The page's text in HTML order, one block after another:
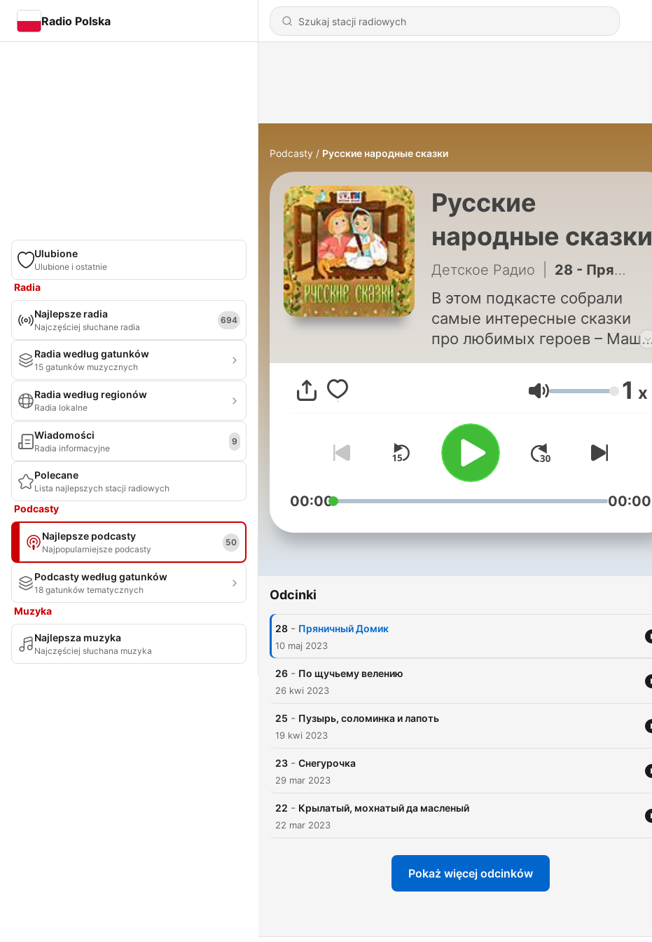
Radio Polska
Ulubione
Ulubione i ostatnie
Radia
Najlepsze radia
Najczęściej słuchane radia
694
Radia według gatunków
15 gatunków muzycznych
Radia według regionów
Radia lokalne
Wiadomości
Radia informacyjne
9
Polecane
Lista najlepszych stacji radiowych
Podcasty
Najlepsze podcasty
Najpopularniejsze podcasty
50
Podcasty według gatunków
18 gatunków tematycznych
Muzyka
Najlepsza muzyka
Najczęściej słuchana muzyka
Podcasty Русские народные сказки
Русские
народные сказки
Детское Радио 28 - Пряничный Домик
В этом подкасте собрали
самые интересные сказки
про любимых героев – Машу
и Медведя, Емелю,
Снегурочку и Сивку-бурку!
Скорее включайте!
Głośność 1 x
00:00 00:00
Odcinki
28 - Пряничный Домик
10 maj 2023
26 - По щучьему велению
26 kwi 2023
25 - Пузырь, соломинка и лапоть
19 kwi 2023
23 - Снегурочка
29 mar 2023
22 - Крылатый, мохнатый да масленый
22 mar 2023
Pokaż więcej odcinków